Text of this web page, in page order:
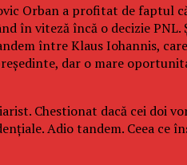
Orban a profitat de faptul
în viteză încă o decizie PNL.
între Klaus Iohannis,
dar o mare
Chestionat dacă cei doi
Adio tandem. Ceea ce